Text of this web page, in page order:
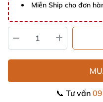
Miễn Ship cho đơn
📞 Tư vấn